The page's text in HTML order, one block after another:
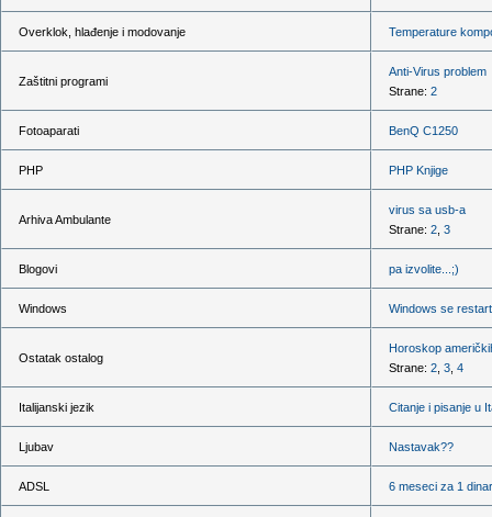
Overklok, hlađenje i modovanje Temperature
Zaštitni programi
Anti-Virus problem
Strane: 2
Fotoaparati BenQ C1250
PHP PHP Knjige
Arhiva Ambulante
virus sa usb-a
Strane: 2 3
Blogovi pa izvolite...;)
Windows Windows se
Ostatak ostalog
Horoskop
Strane: 2 3 4
Italijanski jezik Citanje i pisanje u
Ljubav Nastavak??
ADSL 6 meseci za 1